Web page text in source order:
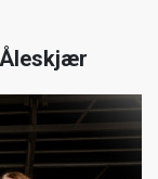
Åleskjær